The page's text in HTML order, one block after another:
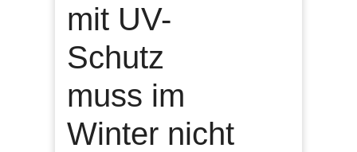
mit UV-
Schutz
muss im
Winter nicht